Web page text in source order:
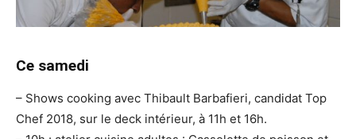
Ce samedi
– Shows cooking avec Thibault Barbafieri, candidat Top
Chef 2018, sur le deck intérieur, à 11h et 16h.